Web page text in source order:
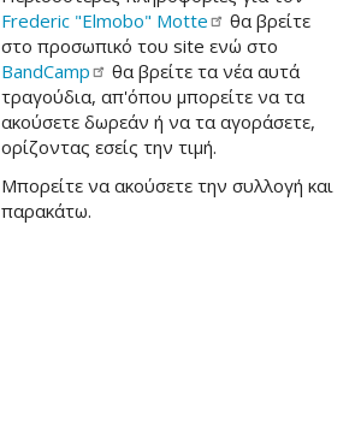
Frederic "Elmobo" Motte
θα βρείτε
στο προσωπικό του site ενώ στο
BandCamp
θα βρείτε τα νέα αυτά
τραγούδια, απ'όπου μπορείτε να τα
ακούσετε δωρεάν ή να τα αγοράσετε,
ορίζοντας εσείς την τιμή.
Μπορείτε να ακούσετε την συλλογή και
παρακάτω.